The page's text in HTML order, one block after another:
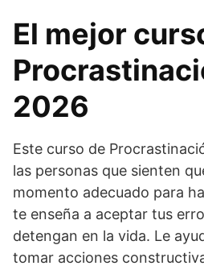
El mejor
2026
Este curso de
las personas que sienten
momento adecuado para
te enseña a aceptar tus
detengan en la vida. Le
tomar acciones